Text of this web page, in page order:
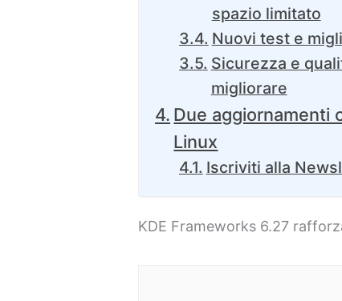
spazio limitato
Nuovi test e
Sicurezza e
migliorare
Due aggiornamenti
Linux
Iscriviti alla
KDE Frameworks 6.27